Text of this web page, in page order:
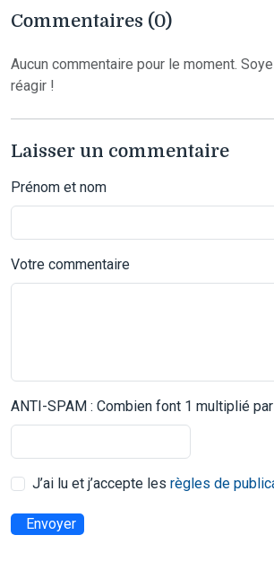
Commentaires (0)
Aucun commentaire pour le moment.
réagir !
Laisser un commentaire
Prénom et nom
Votre commentaire
ANTI-SPAM : Combien font 1 multiplié
J’ai lu et j’accepte les règles de
Envoyer